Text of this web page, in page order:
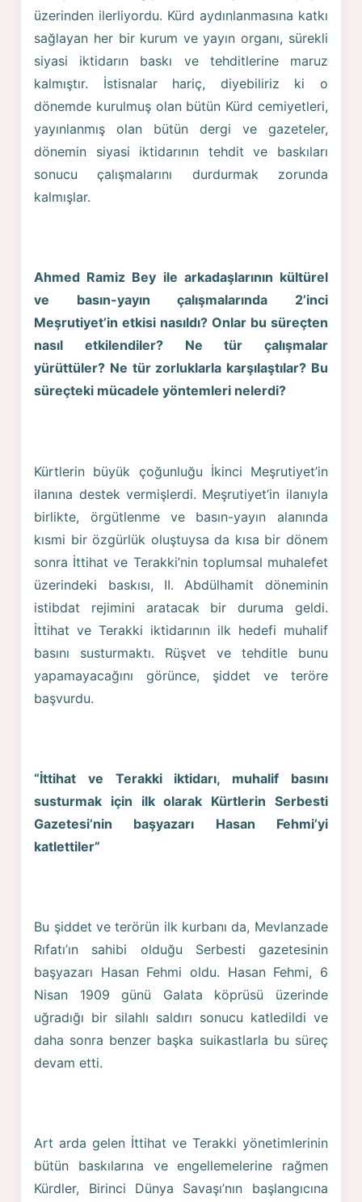
üzerinden ilerliyordu. Kürd aydınlanmasına katkı
sağlayan her bir kurum ve yayın organı, sürekli
siyasi iktidarın baskı ve tehditlerine maruz
kalmıştır. İstisnalar hariç, diyebiliriz ki o
dönemde kurulmuş olan bütün Kürd cemiyetleri,
yayınlanmış olan bütün dergi ve gazeteler,
dönemin siyasi iktidarının tehdit ve baskıları
sonucu çalışmalarını durdurmak zorunda
kalmışlar.
Ahmed Ramiz Bey ile arkadaşlarının kültürel
ve basın-yayın çalışmalarında 2’inci
Meşrutiyet’in etkisi nasıldı? Onlar bu süreçten
nasıl etkilendiler? Ne tür çalışmalar
yürüttüler? Ne tür zorluklarla karşılaştılar? Bu
süreçteki mücadele yöntemleri nelerdi?
Kürtlerin büyük çoğunluğu İkinci Meşrutiyet’in
ilanına destek vermişlerdi. Meşrutiyet’in ilanıyla
birlikte, örgütlenme ve basın-yayın alanında
kısmi bir özgürlük oluştuysa da kısa bir dönem
sonra İttihat ve Terakki’nin toplumsal muhalefet
üzerindeki baskısı, II. Abdülhamit döneminin
istibdat rejimini aratacak bir duruma geldi.
İttihat ve Terakki iktidarının ilk hedefi muhalif
basını susturmaktı. Rüşvet ve tehditle bunu
yapamayacağını görünce, şiddet ve teröre
başvurdu.
“İttihat ve Terakki iktidarı, muhalif basını
susturmak için ilk olarak Kürtlerin Serbesti
Gazetesi’nin başyazarı Hasan Fehmi’yi
katlettiler”
Bu şiddet ve terörün ilk kurbanı da, Mevlanzade
Rıfatı’ın sahibi olduğu Serbesti gazetesinin
başyazarı Hasan Fehmi oldu. Hasan Fehmi, 6
Nisan 1909 günü Galata köprüsü üzerinde
uğradığı bir silahlı saldırı sonucu katledildi ve
daha sonra benzer başka suikastlarla bu süreç
devam etti.
Art arda gelen İttihat ve Terakki yönetimlerinin
bütün baskılarına ve engellemelerine rağmen
Kürdler, Birinci Dünya Savaşı’nın başlangıcına